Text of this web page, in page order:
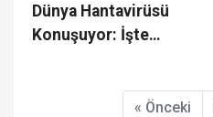
Dünya Hantavirüsü
Konuşuyor: İşte
« Önceki